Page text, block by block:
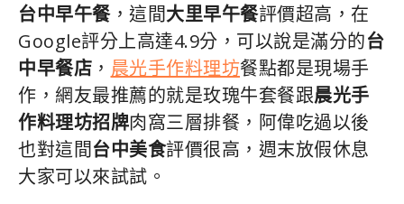
台中早午餐，這間大里早午餐評價超高，在
Google評分上高達4.9分，可以說是滿分的台
中早餐店 ， 晨光手作料理坊餐點都是現場手
作，網友最推薦的就是玫瑰牛套餐跟晨光手
作料理坊招牌肉窩三層排餐，阿偉吃過以後
也對這間台中美食評價很高，週末放假休息
大家可以來試試。